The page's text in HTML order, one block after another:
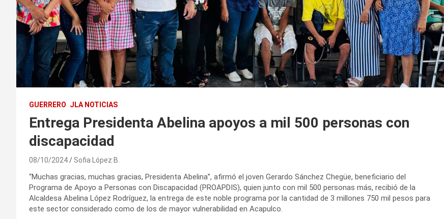
GUERRERO JLA NOTICIAS
Entrega Presidenta Abelina apoyos a mil 500 personas con
discapacidad
08/10/2024 Sofia López B.
“Muchas gracias, muchas gracias, Presidenta Abelina”, afirmó el joven Gerardo Sánchez Chegüe, beneficiario del
Programa de Apoyo a Personas con Discapacidad (PROAPDIS), quien junto con mil 500 personas más, recibió de la
Alcaldesa Abelina López Rodríguez, la entrega de este noble programa por la cantidad de 3 millones 750 mil pesos para
este sector considerado como de los de mayor vulnerabilidad en Acapulco.